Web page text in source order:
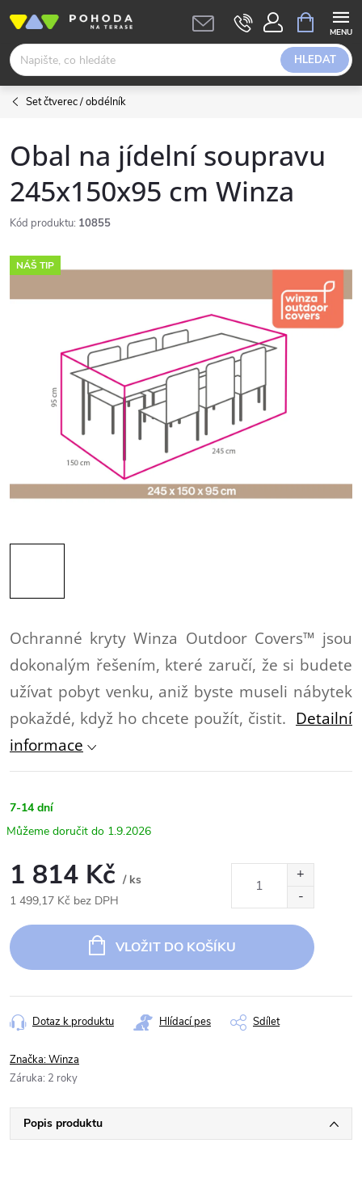
obsah
HLEDAT
NÁKUPNÍ
KOŠÍK
Set čtverec / obdélník
Obal na jídelní soupravu
245x150x95 cm Winza
Kód produktu: 10855
NÁŠ TIP
Ochranné kryty Winza Outdoor Covers™ jsou
dokonalým řešením, které zaručí, že si budete
užívat pobyt venku, aniž byste museli nábytek
pokaždé, když ho chcete použít, čistit. Detailní
informace
7-14 dní
1.9.2026
1 814 Kč / ks
1 499,17 Kč bez DPH
cena:
VLOŽIT DO KOŠÍKU
Dotaz k produktu Hlídací pes Sdílet
Značka:Winza
Záruka: 2 roky
Popis produktu